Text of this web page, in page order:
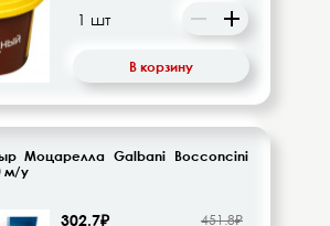
В корзину
Моцарелла Galbani Bocconcini
м/у
302.7₽ 451.8₽